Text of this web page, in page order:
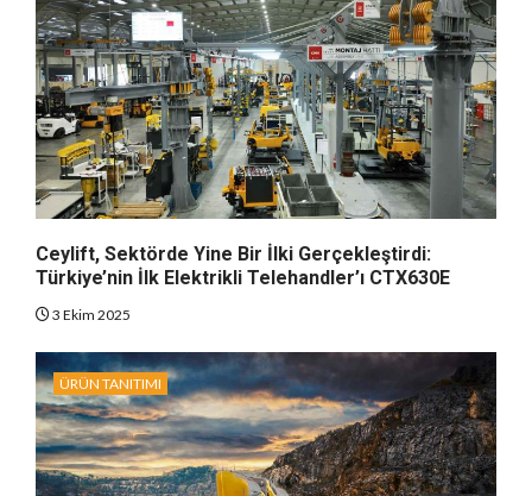
Ceylift, Sektörde Yine Bir İlki Gerçekleştirdi:
Türkiye’nin İlk Elektrikli Telehandler’ı CTX630E
3 Ekim 2025
ÜRÜN TANITIMI